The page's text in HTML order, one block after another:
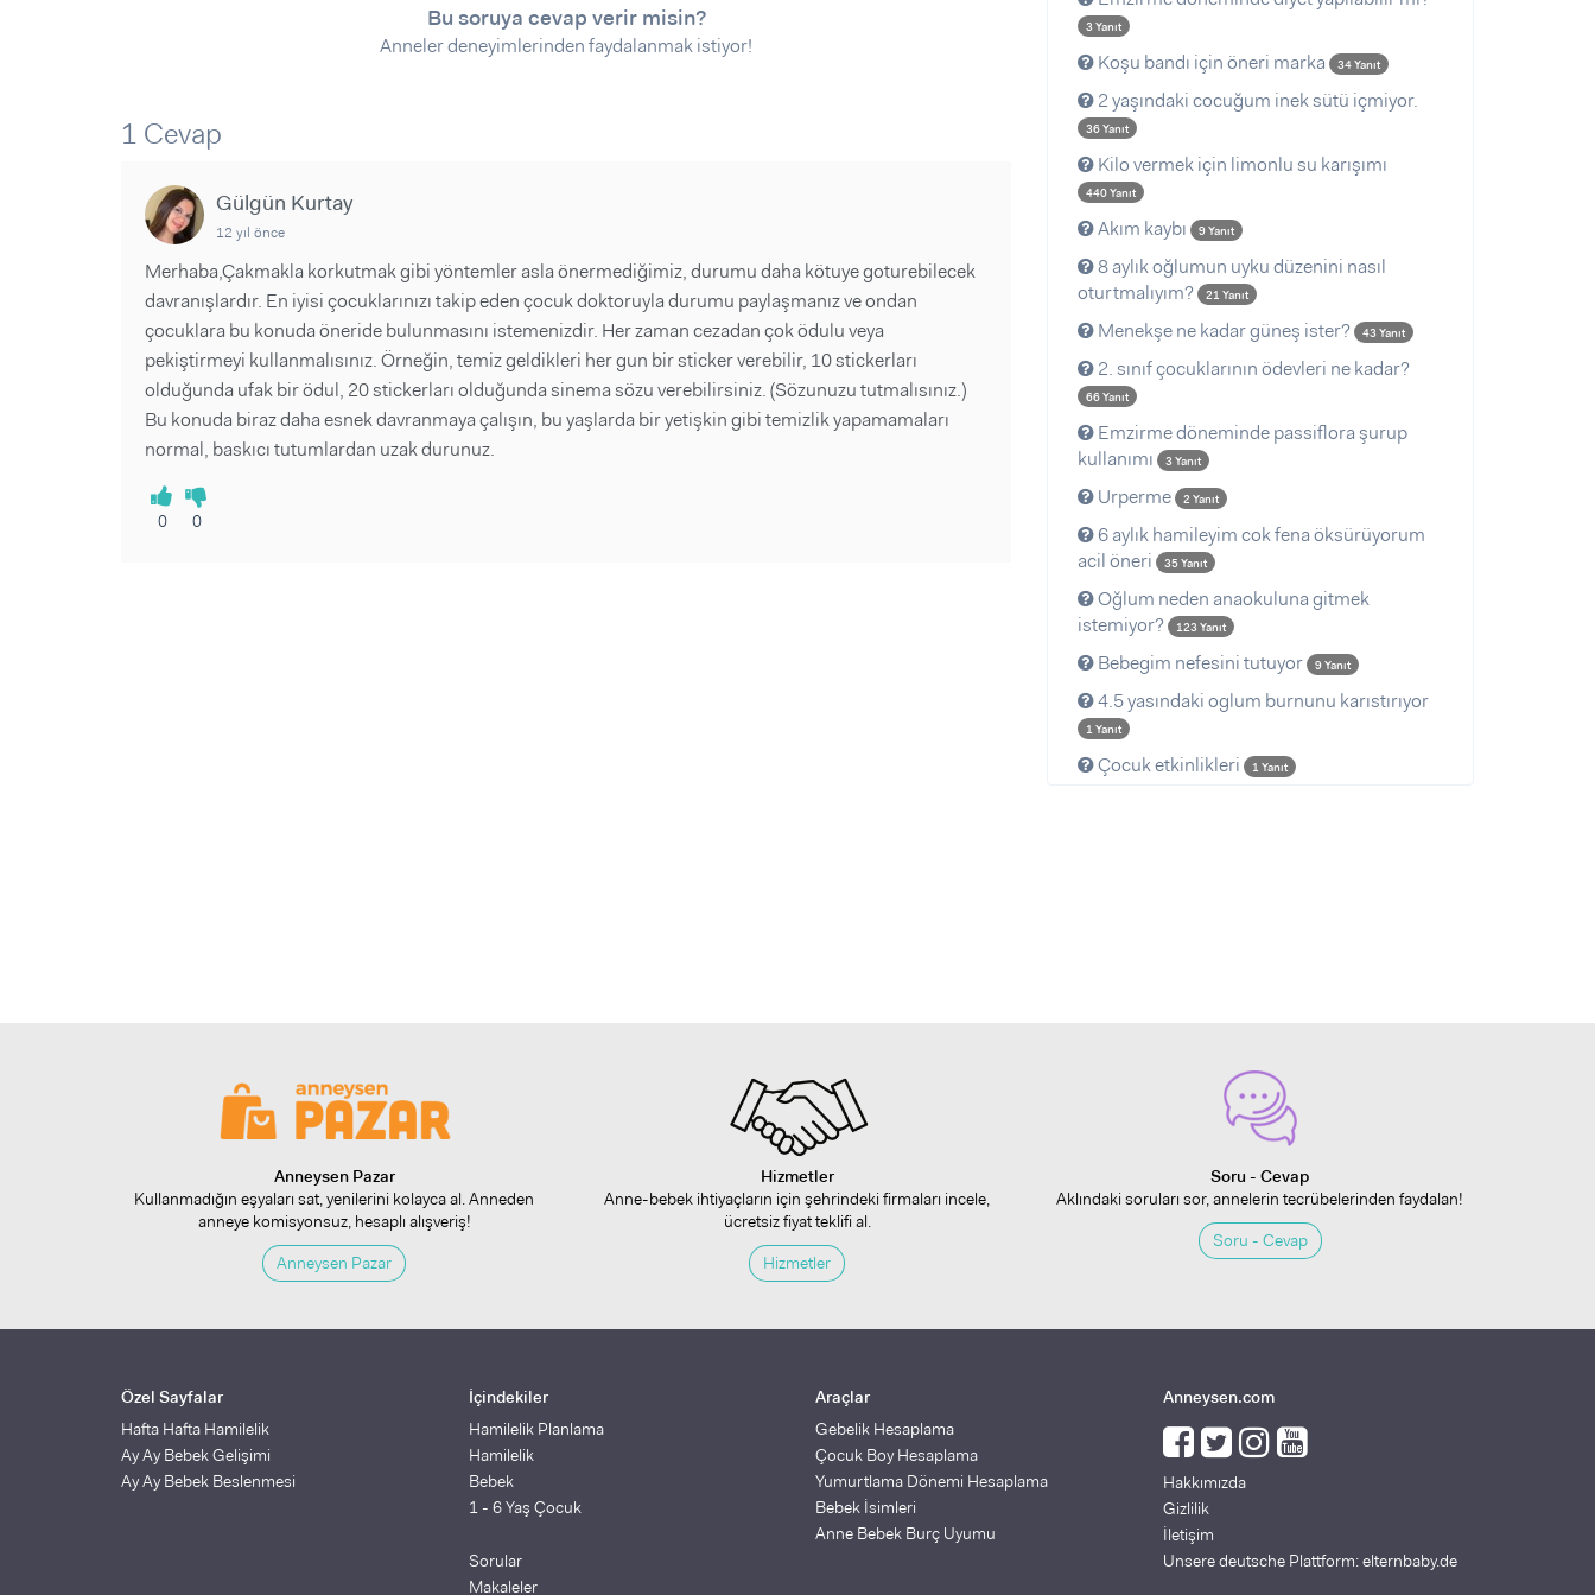
Makaleler
Makaleler
EğlenceBu soruya cevap verir misin?
Anneler deneyimlerinden faydalanmak istiyor!
1 Cevap
Gülgün Kurtay
12 yıl önce
Merhaba,Çakmakla korkutmak gibi yöntemler asla önermediğimiz, durumu daha kötuye goturebilecek
davranışlardır. En iyisi çocuklarınızı takip eden çocuk doktoruyla durumu paylaşmanız ve ondan
çocuklara bu konuda öneride bulunmasını istemenizdir. Her zaman cezadan çok ödulu veya
pekiştirmeyi kullanmalısınız. Örneğin, temiz geldikleri her gun bir sticker verebilir, 10 stickerları
olduğunda ufak bir ödul, 20 stickerları olduğunda sinema sözu verebilirsiniz. (Sözunuzu tutmalısınız.)
Bu konuda biraz daha esnek davranmaya çalışın, bu yaşlarda bir yetişkin gibi temizlik yapamamaları
normal, baskıcı tutumlardan uzak durunuz.
0 0
3 Yanıt
Koşu bandı için öneri marka 34 Yanıt
2 yaşındaki cocuğum inek sütü içmiyor.
36 Yanıt
Kilo vermek için limonlu su karışımı
440 Yanıt
Akım kaybı 9 Yanıt
8 aylık oğlumun uyku düzenini nasıl
oturtmalıyım?
21 Yanıt
Menekşe ne kadar güneş ister? 43 Yanıt
2. sınıf çocuklarının ödevleri ne kadar?
66 Yanıt
Emzirme döneminde passiflora şurup
kullanımı
3 Yanıt
Urperme 2 Yanıt
6 aylık hamileyim cok fena öksürüyorum
acil öneri
35 Yanıt
Oğlum neden anaokuluna gitmek
istemiyor?
123 Yanıt
Bebegim nefesini tutuyor 9 Yanıt
4.5 yasındaki oglum burnunu karıstırıyor
1 Yanıt
Çocuk etkinlikleri 1 Yanıt
Anneysen Pazar
Kullanmadığın eşyaları sat, yenilerini kolayca al. Anneden
anneye komisyonsuz, hesaplı alışveriş!
Anneysen Pazar
Hizmetler
Anne-bebek ihtiyaçların için şehrindeki firmaları incele,
ücretsiz fiyat teklifi al.
Hizmetler
Soru - Cevap
Aklındaki soruları sor, annelerin tecrübelerinden faydalan!
Soru - Cevap
Özel Sayfalar
Hafta Hafta Hamilelik
Ay Ay Bebek Gelişimi
Ay Ay Bebek Beslenmesi
İçindekiler
Hamilelik Planlama
Hamilelik
Bebek
1 - 6 Yaş Çocuk
Sorular
Makaleler
Araçlar
Gebelik Hesaplama
Çocuk Boy Hesaplama
Yumurtlama Dönemi Hesaplama
Bebek İsimleri
Anne Bebek Burç Uyumu
Anneysen.com
Hakkımızda
Gizlilik
İletişim
Unsere deutsche Plattform: elternbaby.de